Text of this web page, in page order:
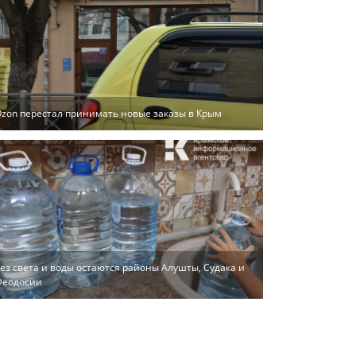
перестал принимать новые заказы в Крым
света и воды остаются районы Алушты, Судака и